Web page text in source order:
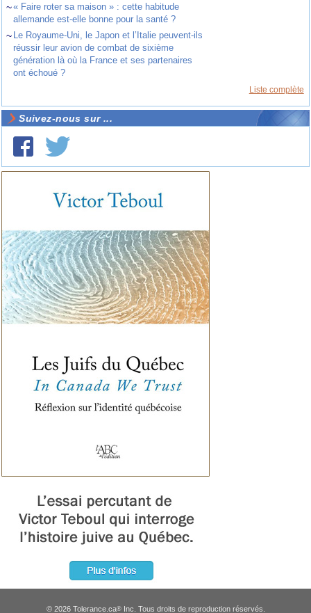
~« Faire roter sa maison » : cette habitude
allemande est-elle bonne pour la santé ?
~ Le Royaume-Uni, le Japon et l’Italie peuvent-ils
réussir leur avion de combat de sixième
génération là où la France et ses partenaires
ont échoué ?
Liste complète
Suivez-nous sur ...
© 2026 Tolerance.ca®Inc. Tous droits de reproduction réservés.